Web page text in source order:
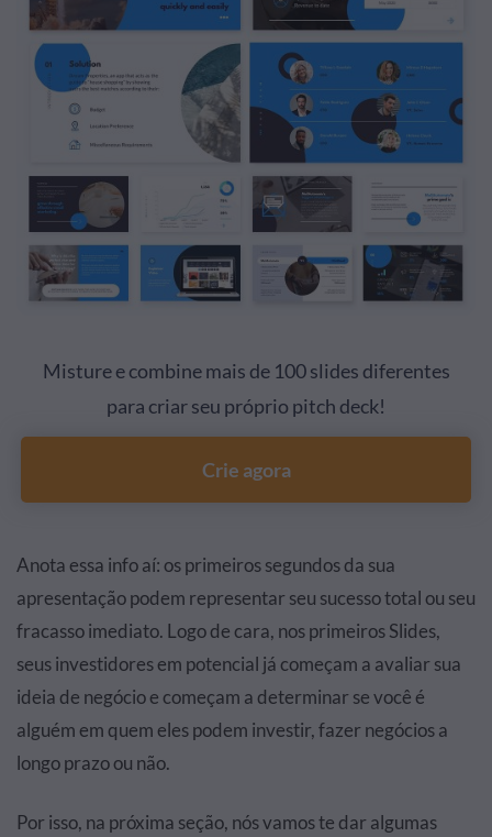
Misture e combine mais de 100 slides diferentes
para criar seu próprio pitch deck!
Crie agora
Anota essa info aí: os primeiros segundos da sua
apresentação podem representar seu sucesso total ou seu
fracasso imediato. Logo de cara, nos primeiros Slides,
seus investidores em potencial já começam a avaliar sua
ideia de negócio e começam a determinar se você é
alguém em quem eles podem investir, fazer negócios a
longo prazo ou não.
Por isso, na próxima seção, nós vamos te dar algumas